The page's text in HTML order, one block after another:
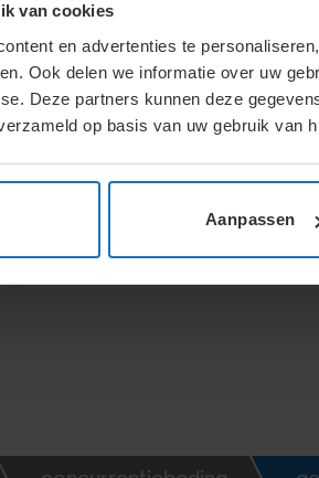
van cookies
en advertenties te
Ook delen we informatie over uw
Deze partners kunnen deze
op basis van uw gebruik van
Aanpassen
gevolgen hebben, zoals boetes,
of het beding onredelijk is of
vaak de positie van de